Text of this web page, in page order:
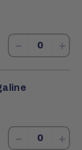
− +
− +